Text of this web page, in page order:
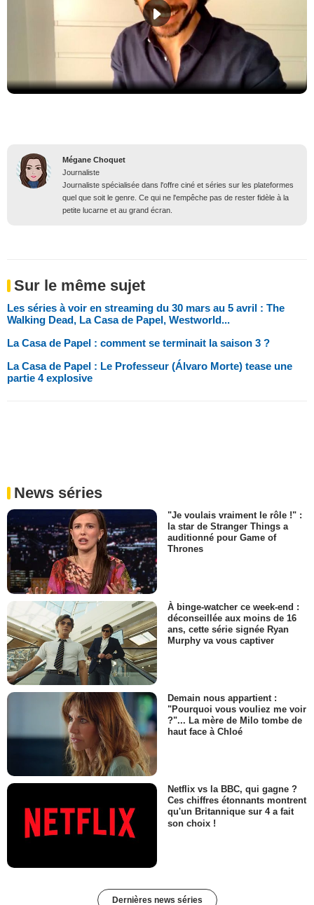
Mégane Choquet
Journaliste
Journaliste spécialisée dans l'offre ciné et séries sur les plateformes
quel que soit le genre. Ce qui ne l'empêche pas de rester fidèle à la
petite lucarne et au grand écran.
Sur le même sujet
Les séries à voir en streaming du 30 mars au 5 avril : The
Walking Dead, La Casa de Papel, Westworld...
La Casa de Papel : comment se terminait la saison 3 ?
La Casa de Papel : Le Professeur (Álvaro Morte) tease une
partie 4 explosive
News séries
"Je voulais vraiment le rôle !" :
la star de Stranger Things a
auditionné pour Game of
Thrones
À binge-watcher ce week-end :
déconseillée aux moins de 16
ans, cette série signée Ryan
Murphy va vous captiver
Demain nous appartient :
"Pourquoi vous vouliez me voir
?"... La mère de Milo tombe de
haut face à Chloé
Netflix vs la BBC, qui gagne ?
Ces chiffres étonnants montrent
qu'un Britannique sur 4 a fait
son choix !
Dernières news séries